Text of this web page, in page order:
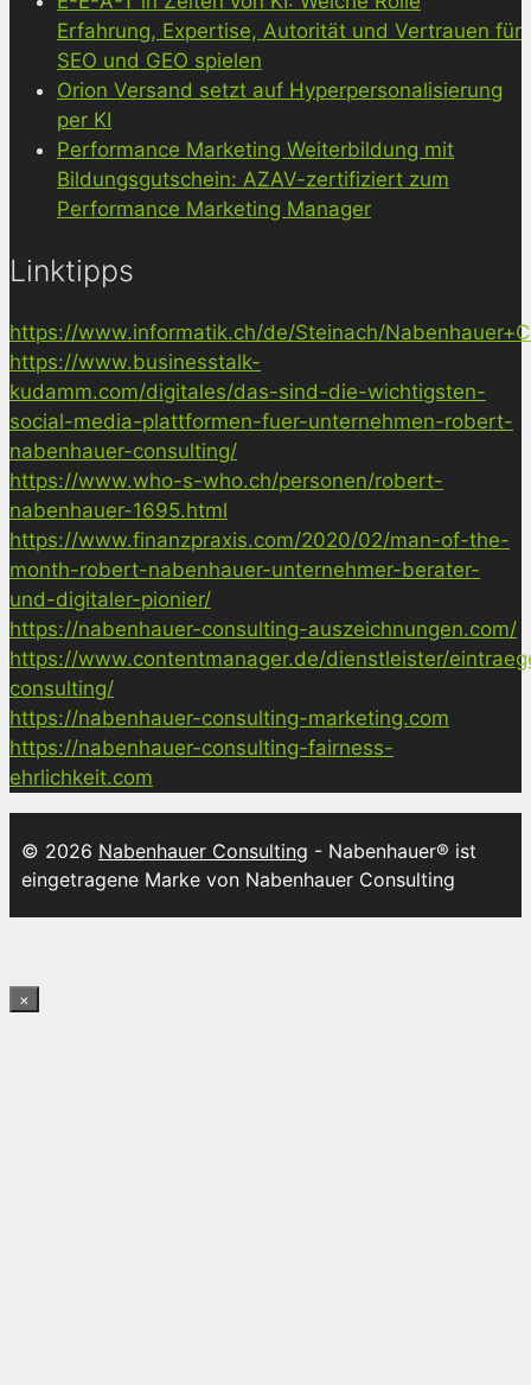
Erfahrung, Expertise, Autorität und Vertrauen für
SEO und GEO spielen
Orion Versand setzt auf Hyperpersonalisierung
per KI
Performance Marketing Weiterbildung mit
Bildungsgutschein: AZAV-zertifiziert zum
Performance Marketing Manager
Linktipps
https://www.informatik.ch/de/Steinach/
https://www.businesstalk-
kudamm.com/digitales/das-sind-die-wichtigsten-
social-media-plattformen-fuer-unternehmen-robert-
nabenhauer-consulting/
https://www.who-s-who.ch/personen/robert-
nabenhauer-1695.html
https://www.finanzpraxis.com/2020/02/man-of-the-
month-robert-nabenhauer-unternehmer-berater-
und-digitaler-pionier/
https://nabenhauer-consulting-auszeichnungen.com/
https://www.contentmanager.de/dienstleister/
consulting/
https://nabenhauer-consulting-marketing.com
https://nabenhauer-consulting-fairness-
ehrlichkeit.com
© 2026 Nabenhauer Consulting - Nabenhauer® ist
eingetragene Marke von Nabenhauer Consulting
×